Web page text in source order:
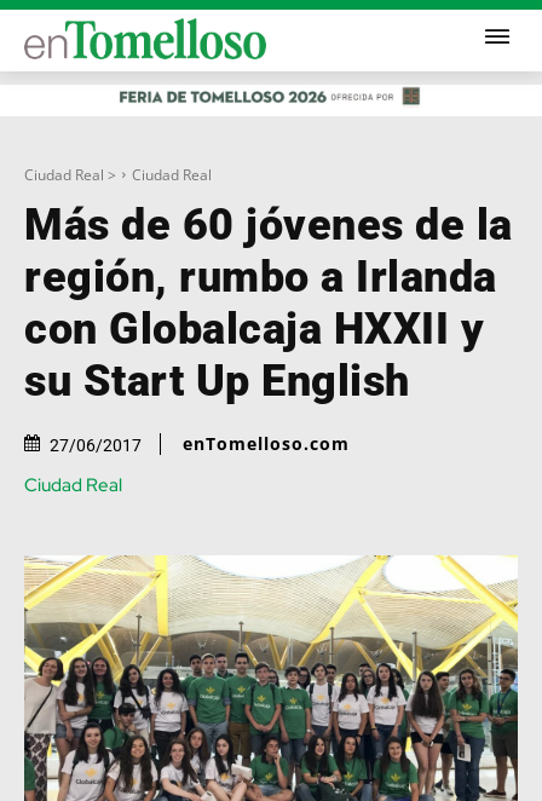
Ciudad Real > Ciudad Real
Más de 60 jóvenes de la
región, rumbo a Irlanda
con Globalcaja HXXII y
su Start Up English
27/06/2017 enTomelloso.com
Ciudad Real